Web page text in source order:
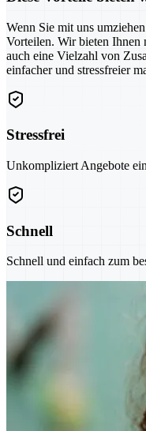
Wenn Sie mit uns
Vorteilen. Wir bieten Ihnen
auch eine Vielzahl von
einfacher und stressfreier
Stressfrei
Unkompliziert Angebote
Schnell
Schnell und einfach zum